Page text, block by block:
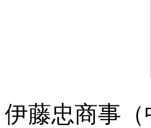
伊藤忠商事